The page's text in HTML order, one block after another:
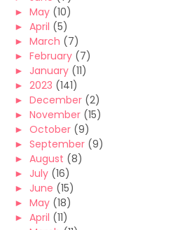
► May (10)
► April (5)
► March (7)
► February (7)
► January (11)
► 2023 (141)
► December (2)
► November (15)
► October (9)
► September (9)
► August (8)
► July (16)
► June (15)
► May (18)
► April (11)